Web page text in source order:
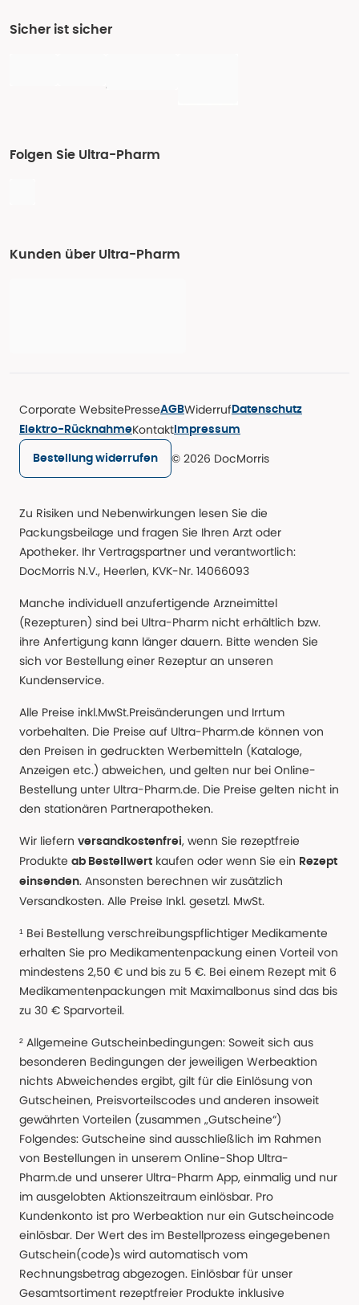
Sicher ist sicher
Folgen Sie Ultra-Pharm
Kunden über Ultra-Pharm
Corporate WebsitePresseAGBWiderruf Datenschutz
Elektro-RücknahmeKontakt Impressum
Bestellung widerrufen © 2026 DocMorris
Zu Risiken und Nebenwirkungen lesen Sie die
Packungsbeilage und fragen Sie Ihren Arzt oder
Apotheker. Ihr Vertragspartner und verantwortlich:
DocMorris N.V., Heerlen, KVK-Nr. 14066093
Manche individuell anzufertigende Arzneimittel
(Rezepturen) sind bei Ultra-Pharm nicht erhältlich bzw.
ihre Anfertigung kann länger dauern. Bitte wenden Sie
sich vor Bestellung einer Rezeptur an unseren
Kundenservice.
Alle Preise inkl.MwSt.Preisänderungen und Irrtum
vorbehalten. Die Preise auf Ultra-Pharm.de können von
den Preisen in gedruckten Werbemitteln (Kataloge,
Anzeigen etc.) abweichen, und gelten nur bei Online-
Bestellung unter Ultra-Pharm.de. Die Preise gelten nicht in
den stationären Partnerapotheken.
Wir liefern versandkostenfrei, wenn Sie rezeptfreie
Produkte ab Bestellwert kaufen oder wenn Sie ein Rezept
einsenden. Ansonsten berechnen wir zusätzlich
Versandkosten. Alle Preise Inkl. gesetzl. MwSt.
¹ Bei Bestellung verschreibungspflichtiger Medikamente
erhalten Sie pro Medikamentenpackung einen Vorteil von
mindestens 2,50 € und bis zu 5 €. Bei einem Rezept mit 6
Medikamentenpackungen mit Maximalbonus sind das bis
zu 30 € Sparvorteil.
² Allgemeine Gutscheinbedingungen: Soweit sich aus
besonderen Bedingungen der jeweiligen Werbeaktion
nichts Abweichendes ergibt, gilt für die Einlösung von
Gutscheinen, Preisvorteilscodes und anderen insoweit
gewährten Vorteilen (zusammen „Gutscheine“)
Folgendes: Gutscheine sind ausschließlich im Rahmen
von Bestellungen in unserem Online-Shop Ultra-
Pharm.de und unserer Ultra-Pharm App, einmalig und nur
im ausgelobten Aktionszeitraum einlösbar. Pro
Kundenkonto ist pro Werbeaktion nur ein Gutscheincode
einlösbar. Der Wert des im Bestellprozess eingegebenen
Gutschein(code)s wird automatisch vom
Rechnungsbetrag abgezogen. Einlösbar für unser
Gesamtsortiment rezeptfreier Produkte inklusive